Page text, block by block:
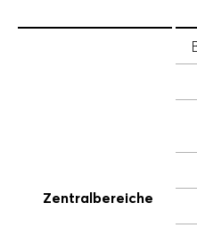
Zentralbereiche